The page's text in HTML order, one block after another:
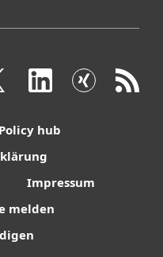
Policy hub
Impressum
melden